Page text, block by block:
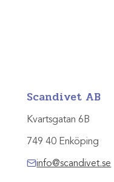
Scandivet AB
Kvartsgatan 6B
749 40 Enköping
info@scandivet.se